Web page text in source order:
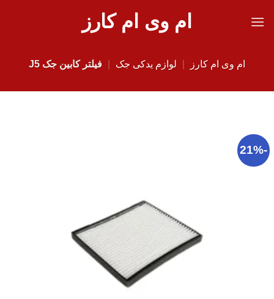
ام وی ام کارز
ام وی ام کارز لوازم یدکی جک فیلتر کابین جک J5
-21%